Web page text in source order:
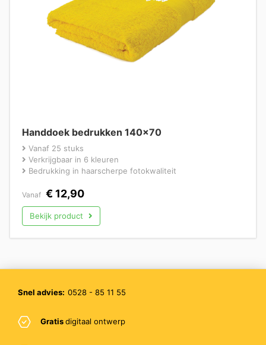
Handdoek bedrukken 140×70
Vanaf 25 stuks
Verkrijgbaar in 6 kleuren
Bedrukking in haarscherpe fotokwaliteit
Vanaf € 12,90
Bekijk product
Snel advies: 0528 - 85 11 55
Gratisdigitaal ontwerp